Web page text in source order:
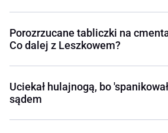
Porozrzucane tabliczki na
Co dalej z Leszkowem?
Uciekał hulajnogą, bo
sądem